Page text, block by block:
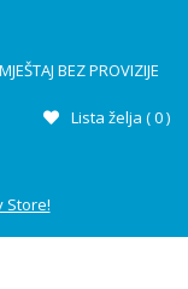
BEZ PROVIZIJE
Lista želja (0)
Store!